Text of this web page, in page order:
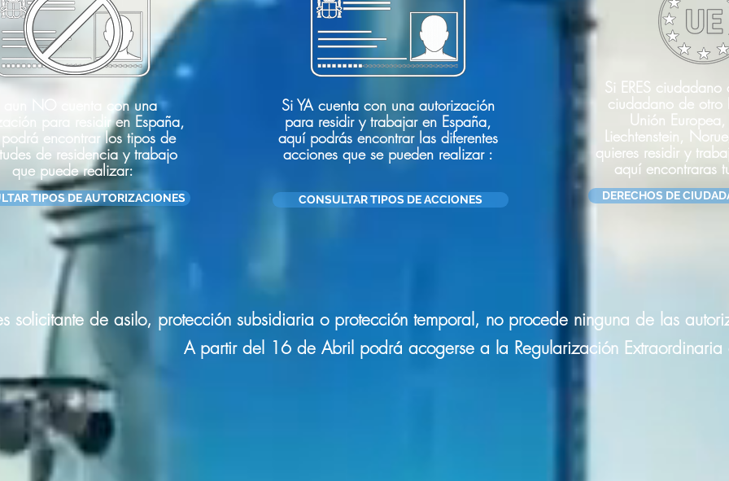
aun NO cuenta con una
para residir en España,
encontrar los tipos de
de residencia y trabajo
que puede realizar:
TIPOS DE AUTORIZACIONES
Si YA cuenta con una autorización
para residir y trabajar en España,
aquí podrás encontrar las diferentes
acciones que se pueden realizar :
CONSULTAR TIPOS DE ACCIONES
Si ERES
ciudadano de otro
Unión
Liechtenstein,
quieres residir y
aquí encontraras
DERECHOS DE
solicitante de asilo, protección subsidiaria o protección temporal, no procede ninguna de las
A partir del 16 de Abril podrá acogerse a la Regularización